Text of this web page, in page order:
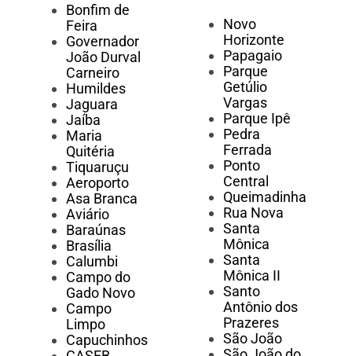
Bonfim de
Feira
Governador
João Durval
Carneiro
Humildes
Jaguara
Jaíba
Maria
Quitéria
Tiquaruçu
Aeroporto
Asa Branca
Aviário
Baraúnas
Brasília
Calumbi
Campo do
Gado Novo
Campo
Limpo
Capuchinhos
Novo
Horizonte
Papagaio
Parque
Getúlio
Vargas
Parque Ipê
Pedra
Ferrada
Ponto
Central
Queimadinha
Rua Nova
Santa
Mônica
Santa
Mônica II
Santo
Antônio dos
Prazeres
São João